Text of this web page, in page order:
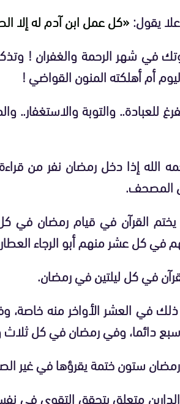
يقول:«كل عمل ابن آدم له إلا
في شهر الرحمة والغفران !
أم أهلكته المنون القواضي !
للعبادة.. والتوبة والاستغفار..
الله إذا دخل رمضان نفر من
المصحف.
القرآن في قيام رمضان في
في كل عشر منهم أبو الرجاء
في كل ليلتين في رمضان.
في العشر الأواخر منه خاصة،
دائما، وفي رمضان في كل ثلاث
ستون ختمة يقرؤها في غير
متعلق بتحقق التقوى في